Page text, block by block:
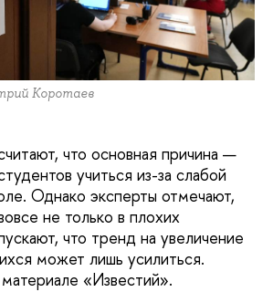
Коротаев
что основная причина —
учиться из-за слабой
Однако эксперты отмечают,
не только в плохих
что тренд на увеличение
может лишь усилиться.
«Известий».